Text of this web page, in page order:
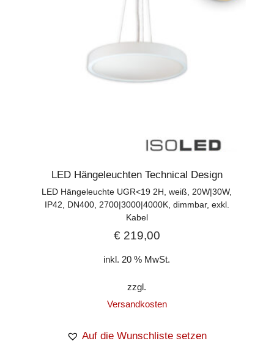
LED Hängeleuchten Technical Design
LED Hängeleuchte UGR<19 2H, weiß, 20W|30W,
IP42, DN400, 2700|3000|4000K, dimmbar, exkl.
Kabel
€219,00
inkl. 20 % MwSt.
zzgl.
Versandkosten
Auf die Wunschliste setzen